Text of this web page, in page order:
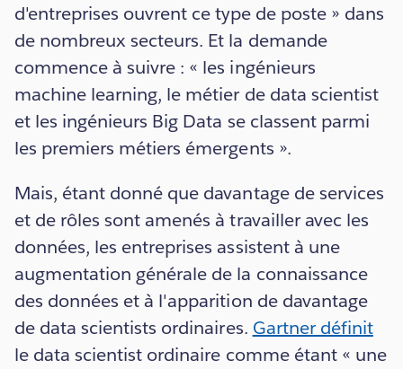
d'entreprises ouvrent ce type de poste » dans
de nombreux secteurs. Et la demande
commence à suivre : « les ingénieurs
machine learning, le métier de data scientist
et les ingénieurs Big Data se classent parmi
les premiers métiers émergents ».
Mais, étant donné que davantage de services
et de rôles sont amenés à travailler avec les
données, les entreprises assistent à une
augmentation générale de la connaissance
des données et à l'apparition de davantage
de data scientists ordinaires. Gartner définit
le data scientist ordinaire comme étant « une